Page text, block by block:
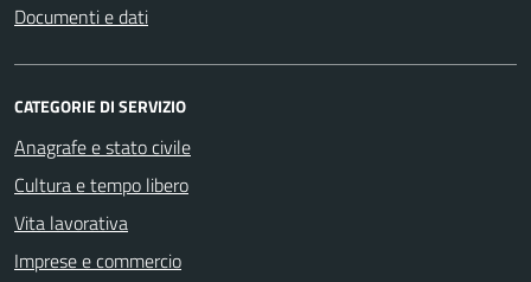
Documenti e dati
CATEGORIE DI SERVIZIO
Anagrafe e stato civile
Cultura e tempo libero
Vita lavorativa
Imprese e commercio